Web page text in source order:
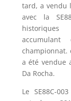
tard, a vendu
avec la
championnat.
a été vendue
Da Rocha.
Le SE88C-